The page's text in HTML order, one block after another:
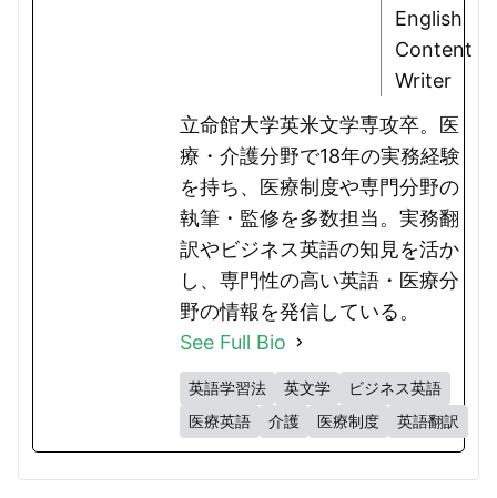
English
Content
Writer
立命館大学英米文学専攻卒。医
療・介護分野で18年の実務経験
を持ち、医療制度や専門分野の
執筆・監修を多数担当。実務翻
訳やビジネス英語の知見を活か
し、専門性の高い英語・医療分
野の情報を発信している。
See Full Bio
英語学習法 英文学
ビジネス英語
医療英語
介護 医療制度 英語翻訳